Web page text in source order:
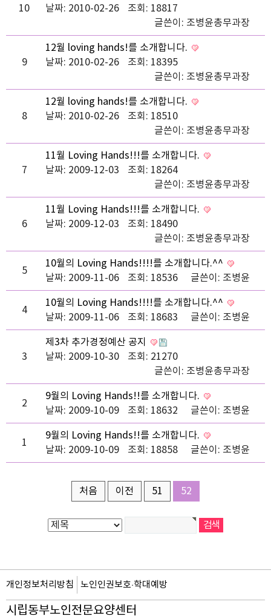
10
날짜: 2010-02-26
조회: 18817
글쓴이: 조병윤총무과장
9
12월 loving hands!를 소개합니다.
날짜: 2010-02-26
조회: 18395
글쓴이: 조병윤총무과장
8
12월 loving hands!를 소개합니다.
날짜: 2010-02-26
조회: 18510
글쓴이: 조병윤총무과장
7
11월 Loving Hands!!!를 소개합니다.
날짜: 2009-12-03
조회: 18264
글쓴이: 조병윤총무과장
6
11월 Loving Hands!!!를 소개합니다.
날짜: 2009-12-03
조회: 18490
글쓴이: 조병윤총무과장
5
10월의 Loving Hands!!!!를 소개합니다.^^
날짜: 2009-11-06
조회: 18536 글쓴이: 조병윤
4
10월의 Loving Hands!!!!를 소개합니다.^^
날짜: 2009-11-06
조회: 18683 글쓴이: 조병윤
3
제3차 추가경정예산 공지
날짜: 2009-10-30
조회: 21270
글쓴이: 조병윤총무과장
2
9월의 Loving Hands!!를 소개합니다.
날짜: 2009-10-09
조회: 18632 글쓴이: 조병윤
1
9월의 Loving Hands!!를 소개합니다.
날짜: 2009-10-09
조회: 18858 글쓴이: 조병윤
처음 이전 51 52
개인정보처리방침 노인인권보호·학대예방
시립동부노인전문요양센터